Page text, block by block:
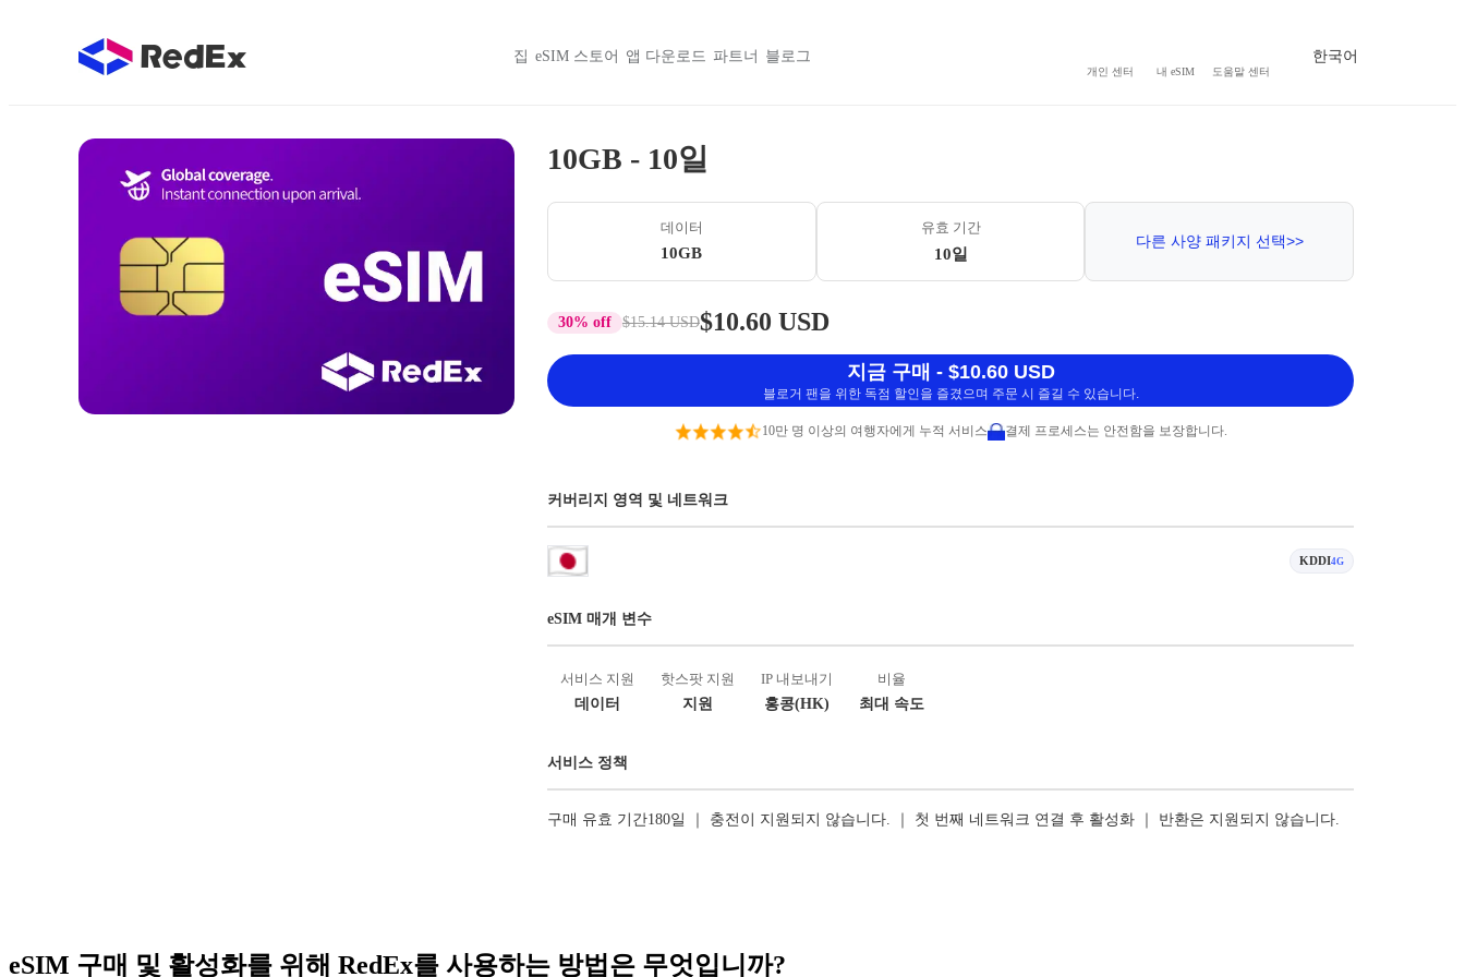
집 eSIM 스토어 앱 다운로드 파트너 블로그
개인 센터 내 eSIM 도움말 센터
한국어
10GB - 10일
데이터
10GB
유효 기간
10일
다른 사양 패키지 선택>>
30% off $15.14 USD$10.60 USD
지금 구매 - $10.60 USD
블로거 팬을 위한 독점 할인을 즐겼으며 주문 시 즐길 수 있습니다.
10만 명 이상의 여행자에게 누적 서비스 결제 프로세스는 안전함을 보장합니다.
커버리지 영역 및 네트워크
KDDI4G
eSIM 매개 변수
서비스 지원
데이터
핫스팟 지원
지원
IP 내보내기
홍콩(HK)
비율
최대 속도
서비스 정책
구매 유효 기간180일 ｜ 충전이 지원되지 않습니다. ｜ 첫 번째 네트워크 연결 후 활성화 ｜ 반환은 지원되지 않습니다.
eSIM 구매 및 활성화를 위해 RedEx를 사용하는 방법은 무엇입니까?